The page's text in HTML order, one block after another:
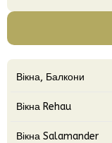
Вікна, Балкони
Вікна Rehau
Вікна Salamander